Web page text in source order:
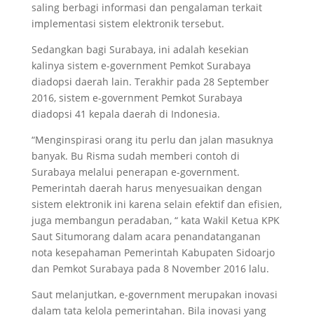
saling berbagi informasi dan pengalaman terkait
implementasi sistem elektronik tersebut.
Sedangkan bagi Surabaya, ini adalah kesekian
kalinya sistem e-government Pemkot Surabaya
diadopsi daerah lain. Terakhir pada 28 September
2016, sistem e-government Pemkot Surabaya
diadopsi 41 kepala daerah di Indonesia.
“Menginspirasi orang itu perlu dan jalan masuknya
banyak. Bu Risma sudah memberi contoh di
Surabaya melalui penerapan e-government.
Pemerintah daerah harus menyesuaikan dengan
sistem elektronik ini karena selain efektif dan efisien,
juga membangun peradaban, “ kata Wakil Ketua KPK
Saut Situmorang dalam acara penandatanganan
nota kesepahaman Pemerintah Kabupaten Sidoarjo
dan Pemkot Surabaya pada 8 November 2016 lalu.
Saut melanjutkan, e-government merupakan inovasi
dalam tata kelola pemerintahan. Bila inovasi yang